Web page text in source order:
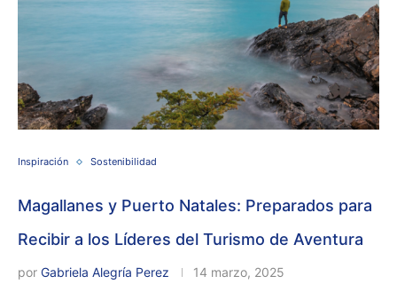
Inspiración Sostenibilidad
Magallanes y Puerto Natales: Preparados para
Recibir a los Líderes del Turismo de Aventura
por Gabriela Alegría Perez 14 marzo, 2025